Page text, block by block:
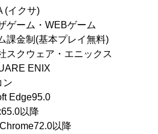
(イクサ)
ーム・WEBゲーム
制(基本プレイ無料)
クウェア・エニックス
ENIX
降
以降